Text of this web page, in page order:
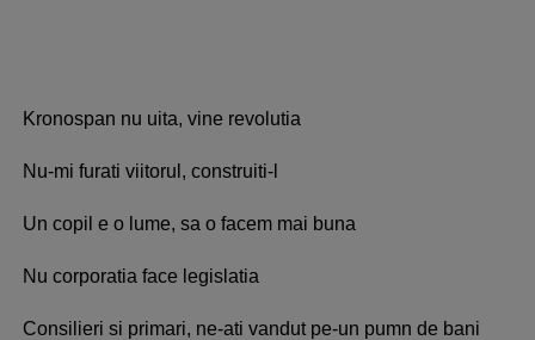
Kronospan nu uita, vine revolutia
Nu-mi furati viitorul, construiti-l
Un copil e o lume, sa o facem mai buna
Nu corporatia face legislatia
Consilieri si primari, ne-ati vandut pe-un pumn de bani